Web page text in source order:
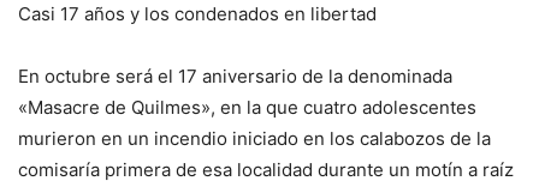
Casi 17 años y los condenados en libertad
En octubre será el 17 aniversario de la denominada
«Masacre de Quilmes», en la que cuatro adolescentes
murieron en un incendio iniciado en los calabozos de la
comisaría primera de esa localidad durante un motín a raíz